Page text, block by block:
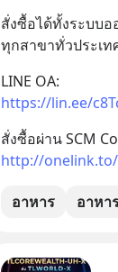
สั่งซื้อได้ทั้งระบบ
ทุกสาขาทั่วประเท
LINE OA:
https://lin.ee/
สั่งซื้อผ่าน SCM
http://
อาหาร อาหา